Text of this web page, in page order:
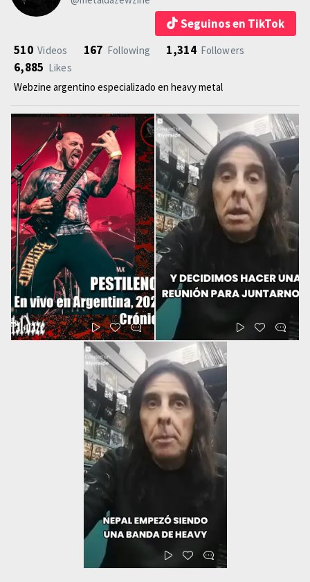
Seguinos en TikTok
510 Videos 167 Following 1,314 Followers
6,885 Likes
Webzine argentino especializado en heavy metal